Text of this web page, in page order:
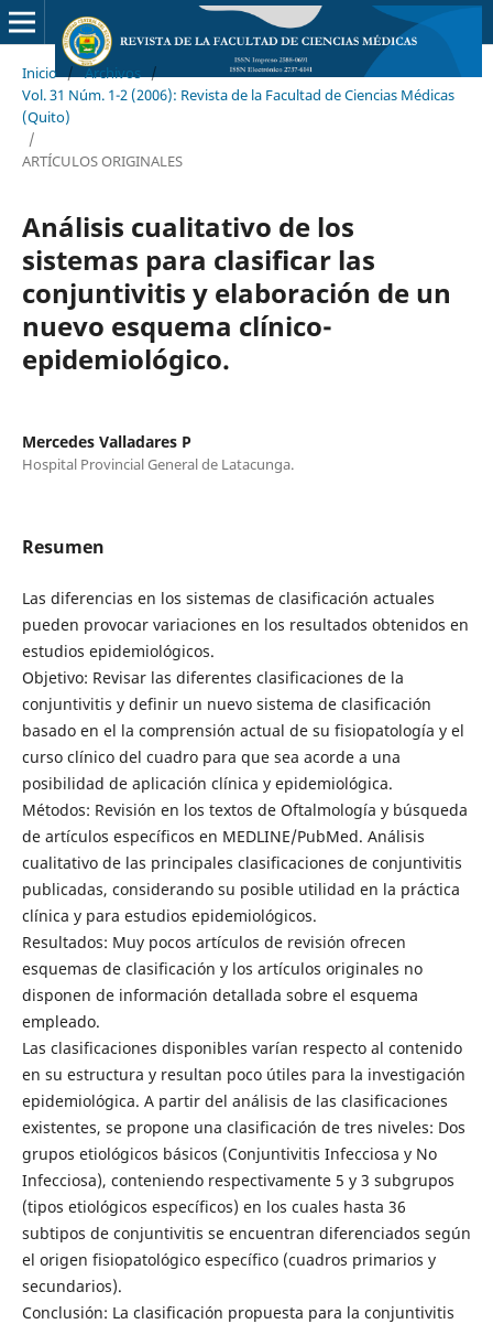
Inicio / Archivos /
Vol. 31 Núm. 1-2 (2006): Revista de la Facultad de Ciencias Médicas
(Quito)
/
ARTÍCULOS ORIGINALES
Análisis cualitativo de los
sistemas para clasificar las
conjuntivitis y elaboración de un
nuevo esquema clínico-
epidemiológico.
Mercedes Valladares P
Hospital Provincial General de Latacunga.
Resumen
Las diferencias en los sistemas de clasificación actuales
pueden provocar variaciones en los resultados obtenidos en
estudios epidemiológicos.
Objetivo: Revisar las diferentes clasificaciones de la
conjuntivitis y definir un nuevo sistema de clasificación
basado en el la comprensión actual de su fisiopatología y el
curso clínico del cuadro para que sea acorde a una
posibilidad de aplicación clínica y epidemiológica.
Métodos: Revisión en los textos de Oftalmología y búsqueda
de artículos específicos en MEDLINE/PubMed. Análisis
cualitativo de las principales clasificaciones de conjuntivitis
publicadas, considerando su posible utilidad en la práctica
clínica y para estudios epidemiológicos.
Resultados: Muy pocos artículos de revisión ofrecen
esquemas de clasificación y los artículos originales no
disponen de información detallada sobre el esquema
empleado.
Las clasificaciones disponibles varían respecto al contenido
en su estructura y resultan poco útiles para la investigación
epidemiológica. A partir del análisis de las clasificaciones
existentes, se propone una clasificación de tres niveles: Dos
grupos etiológicos básicos (Conjuntivitis Infecciosa y No
Infecciosa), conteniendo respectivamente 5 y 3 subgrupos
(tipos etiológicos específicos) en los cuales hasta 36
subtipos de conjuntivitis se encuentran diferenciados según
el origen fisiopatológico específico (cuadros primarios y
secundarios).
Conclusión: La clasificación propuesta para la conjuntivitis